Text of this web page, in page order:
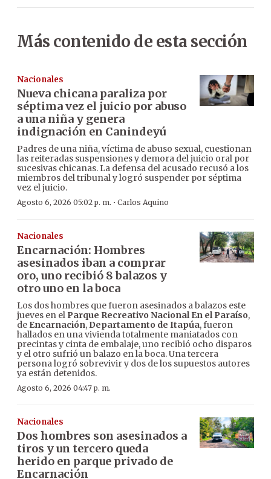
Más contenido de esta sección
Nacionales
Nueva chicana paraliza por
séptima vez el juicio por abuso
a una niña y genera
indignación en Canindeyú
Padres de una niña, víctima de abuso sexual, cuestionan
las reiteradas suspensiones y demora del juicio oral por
sucesivas chicanas. La defensa del acusado recusó a los
miembros del tribunal y logró suspender por séptima
vez el juicio.
Agosto 6, 2026 05:02 p. m. · Carlos Aquino
Nacionales
Encarnación: Hombres
asesinados iban a comprar
oro, uno recibió 8 balazos y
otro uno en la boca
Los dos hombres que fueron asesinados a balazos este
jueves en el Parque Recreativo Nacional En el Paraíso,
de Encarnación, Departamento de Itapúa, fueron
hallados en una vivienda totalmente maniatados con
precintas y cinta de embalaje, uno recibió ocho disparos
y el otro sufrió un balazo en la boca. Una tercera
persona logró sobrevivir y dos de los supuestos autores
ya están detenidos.
Agosto 6, 2026 04:47 p. m.
Nacionales
Dos hombres son asesinados a
tiros y un tercero queda
herido en parque privado de
Encarnación